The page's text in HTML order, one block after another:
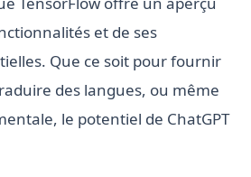
et de ses
Que ce soit pour fournir
des langues, ou même
le potentiel de ChatGPT